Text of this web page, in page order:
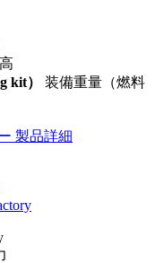
kit） 装備重量（燃料
製品詳細